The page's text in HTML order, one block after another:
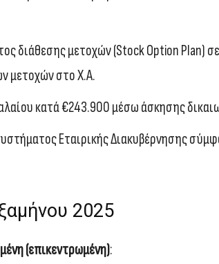
διάθεσης μετοχών (Stock Option Plan) σε
μετοχών στο Χ.Α.
κατά €243.900 μέσω άσκησης
Εταιρικής Διακυβέρνησης
2025
(επικεντρωμένη):